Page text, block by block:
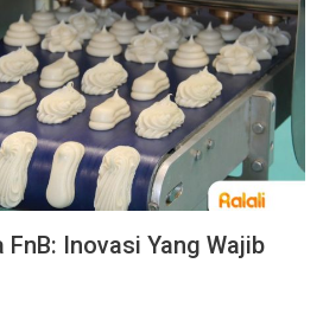
Inovasi Yang Wajib